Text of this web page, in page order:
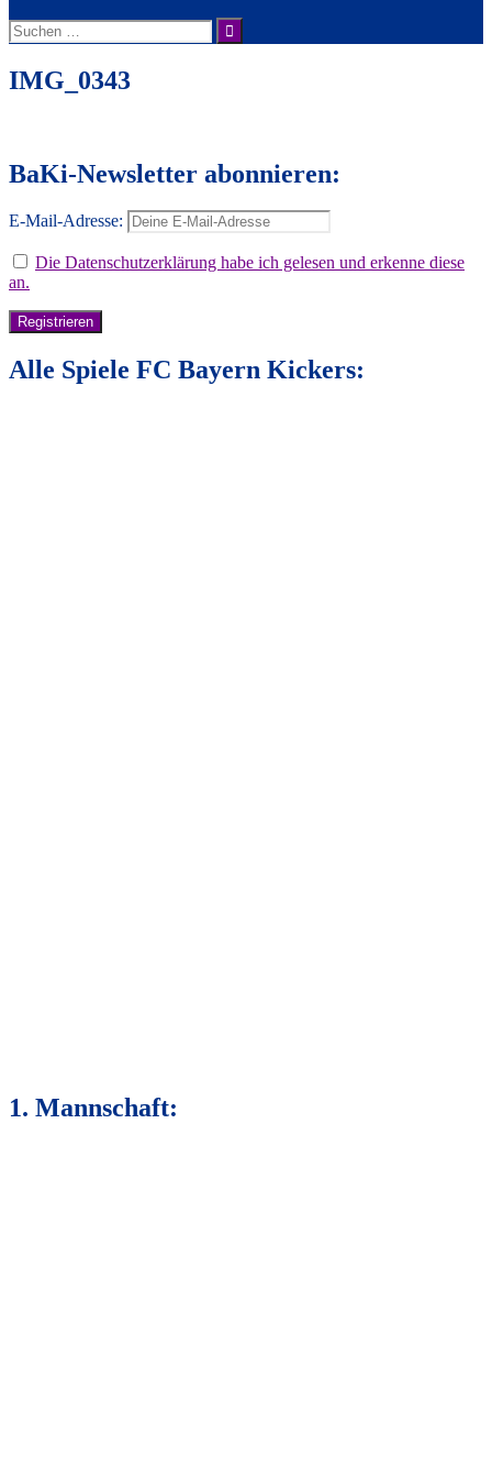
Suche
nach:
IMG_0343
BaKi-Newsletter abonnieren:
E-Mail-Adresse:
Die Datenschutzerklärung habe ich gelesen und erkenne diese
an.
Alle Spiele FC Bayern Kickers:
1. Mannschaft: